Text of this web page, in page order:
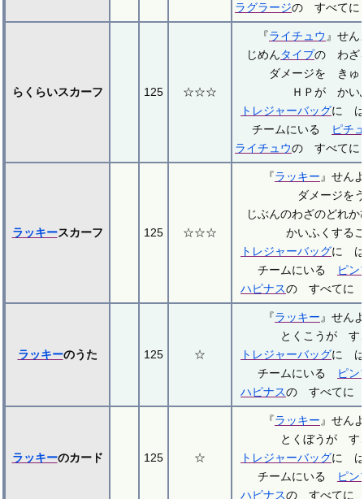
ラグラージの すべてに
らくらいスカーフ 125 ☆☆☆
『ライチュウ』せ
じめんタイプの わざ
ダメージを きゅ
ＨＰが かい
トレジャーバッグに は
チームにいる
ピチ
ライチュウの すべてに
ラッキースカーフ 125 ☆☆☆
『ラッキー』せん
ダメージを
じぶんのわざのどれ
かいふくする
トレジャーバッグに は
チームにいる
ピン
ハピナスの すべてに
ラッキーのうた 125 ☆
『ラッキー』せん
とくこうが す
トレジャーバッグに は
チームにいる
ピン
ハピナスの すべてに
ラッキーのカード 125 ☆
『ラッキー』せん
とくぼうが す
トレジャーバッグに は
チームにいる
ピン
ハピナスの すべてに